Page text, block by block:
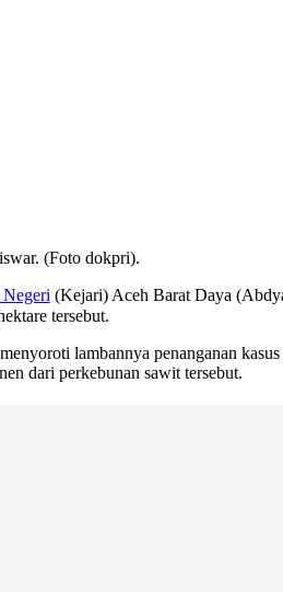
(Foto dokpri).
Negeri(Kejari) Aceh Barat Daya
tersebut.
lambannya penanganan
dari perkebunan sawit tersebut.